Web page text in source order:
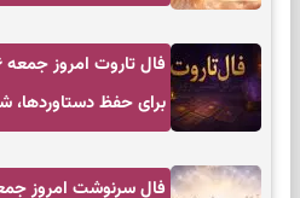
برای حفظ دستاوردها،
زمان مناسب